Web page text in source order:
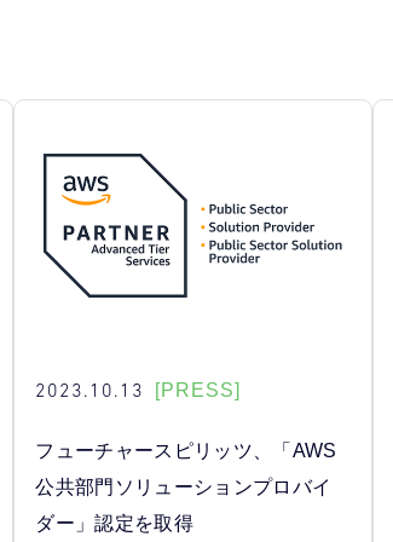
2023.10.13 [PRESS]
フューチャースピリッツ、「AWS
公共部門ソリューションプロバイ
ダー」認定を取得